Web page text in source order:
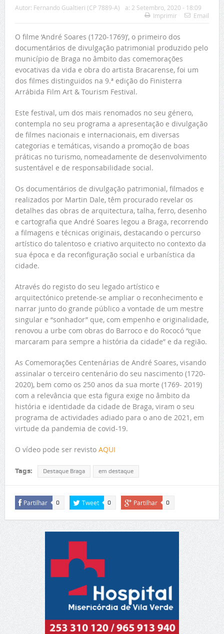
Autor: Fernando Gualtieri (CP 7889-A) a: 2 Setembro, 2020 - 18:09
Imprimir
Email
O filme ‘André Soares (1720-1769)’, o primeiro dos
documentários de divulgação patrimonial produzido pelo
município de Braga no âmbito das comemorações
evocativas da vida e obra do artista Bracarense, foi um
dos filmes distinguidos na 9.ª edição do Finisterra
Arrábida Film Art & Tourism Festival.
Este festival, um dos mais renomados no seu género,
contempla no seu programa a apresentação e divulgação
de filmes nacionais e internacionais, em diversas
categorias e temáticas, visando a promoção de boas
práticas no turismo, nomeadamente de desenvolvimento
sustentável e de responsabilidade social.
Os documentários de divulgação patrimonial, filmados e
realizados por Martin Dale, têm procurado revelar os
detalhes das obras de arquitectura, talha, ferro, desenho
e cartografia que André Soares legou a Braga, recorrendo
a filmagens e técnicas originais, destacando o percurso
artístico do talentoso e criativo arquitecto no contexto da
sua época e da reconfiguração social e urbanística da
cidade.
Através do registo do seu legado artístico e
arquitectónico pretende-se ampliar o reconhecimento e
narrar junto do grande público a vontade de um mestre
singular e “sonhador” que, com empenho e originalidade,
renovou a urbe com obras do Barroco e do Rococó “que
marcaram para sempre a história da cidade” e da região.
As Comemorações Centenárias de André Soares, visando
assinalar o terceiro centenário do seu nascimento (1720-
2020), bem como os 250 anos da sua morte (1769- 2019)
com a relevância que esta figura exige no âmbito da
história e identidade da cidade de Braga, viram o seu
programa de actividades adiado para o ano de 2021, em
virtude da pandemia de covid-19.
O vídeo pode ser revisto AQUI
Tags: Destaque Braga em destaque
Partilhar 0 Tweet 0 Partilhar 0